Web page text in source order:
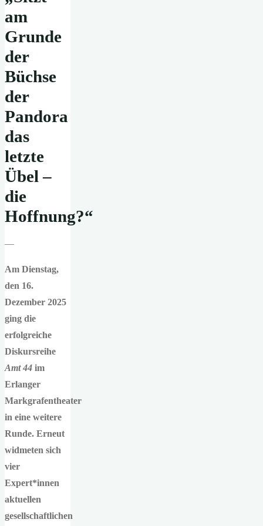
am
Grunde
der
Büchse
der
Pandora
das
letzte
Übel –
die
Hoffnung?“
—
Am Dienstag,
den 16.
Dezember 2025
ging die
erfolgreiche
Diskursreihe
Amt 44 im
Erlanger
Markgrafentheater
in eine weitere
Runde. Erneut
widmeten sich
vier
Expert*innen
aktuellen
gesellschaftlichen